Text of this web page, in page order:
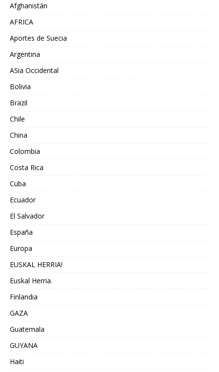
Afghanistán
AFRICA
Aportes de Suecia
Argentina
ASia Occidental
Bolivia
Brazil
Chile
China
Colombia
Costa Rica
Cuba
Ecuador
El Salvador
España
Europa
EUSKAL HERRIA!
Euskal Herria.
Finlandia
GAZA
Guatemala
GUYANA
Haiti